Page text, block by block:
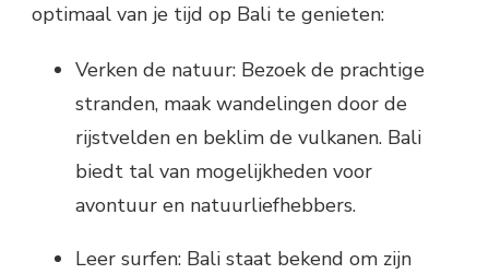
optimaal van je tijd op Bali te genieten:
Verken de natuur: Bezoek de prachtige
stranden, maak wandelingen door de
rijstvelden en beklim de vulkanen. Bali
biedt tal van mogelijkheden voor
avontuur en natuurliefhebbers.
Leer surfen: Bali staat bekend om zijn